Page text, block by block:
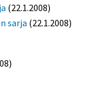
(22.1.2008)
sarja (22.1.2008)